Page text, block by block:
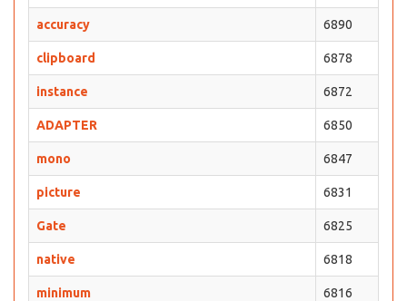
accuracy 6890
clipboard 6878
instance 6872
ADAPTER 6850
mono 6847
picture 6831
Gate 6825
native 6818
minimum 6816